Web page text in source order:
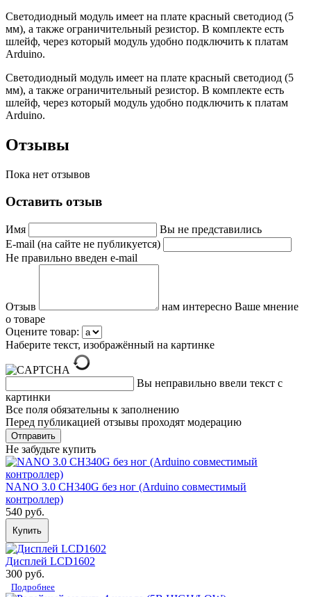
Светодиодный модуль имеет на плате красный светодиод (5
мм), а также ограничительный резистор. В комплекте есть
шлейф, через который модуль удобно подключить к платам
Arduino.
Светодиодный модуль имеет на плате красный светодиод (5
мм), а также ограничительный резистор. В комплекте есть
шлейф, через который модуль удобно подключить к платам
Arduino.
Отзывы
Пока нет отзывов
Оставить отзыв
Имя
Вы не представились
E-mail (на сайте не публикуется)
Не правильно введен e-mail
Отзыв
нам интересно Ваше мнение
о товаре
Оцените товар:
Наберите текст, изображённый на картинке
Вы неправильно ввели текст с
картинки
Все поля обязательны к заполнению
Перед публикацией отзывы проходят модерацию
Не забудьте купить
NANO 3.0 CH340G без ног (Arduino совместимый
контроллер)
540 руб.
Купить
Дисплей LCD1602
300 руб.
Подробнее